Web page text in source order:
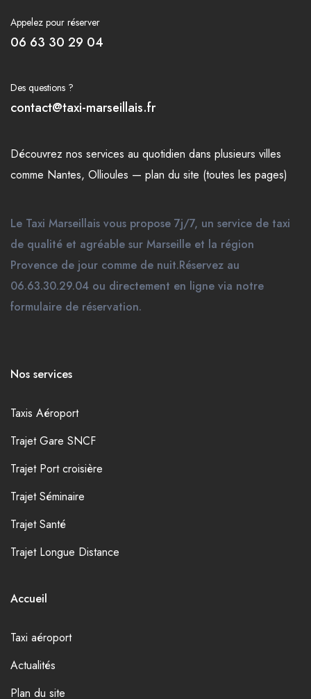
Appelez pour réserver
06 63 30 29 04
Des questions ?
contact@taxi-marseillais.fr
Découvrez nos services au quotidien dans plusieurs villes
comme Nantes, Ollioules — plan du site (toutes les pages)
Le Taxi Marseillais vous propose 7j/7, un service de taxi
de qualité et agréable sur Marseille et la région
Provence de jour comme de nuit.Réservez au
06.63.30.29.04 ou directement en ligne via notre
formulaire de réservation.
Nos services
Taxis Aéroport
Trajet Gare SNCF
Trajet Port croisière
Trajet Séminaire
Trajet Santé
Trajet Longue Distance
Accueil
Taxi aéroport
Actualités
Plan du site